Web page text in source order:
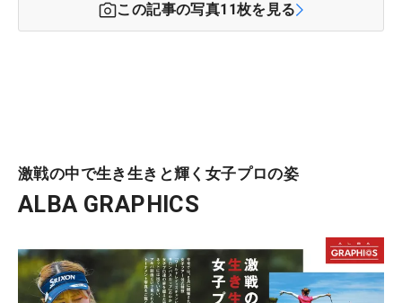
この記事の写真11枚を見る
激戦の中で生き生きと輝く女子プロの姿
ALBA GRAPHICS